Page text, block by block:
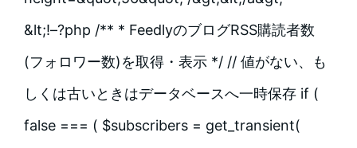
&lt;!–?php /** * FeedlyのブログRSS購読者数
(フォロワー数)を取得・表示 */ // 値がない、も
しくは古いときはデータベースへ一時保存 if (
false === ( $subscribers = get_transient(